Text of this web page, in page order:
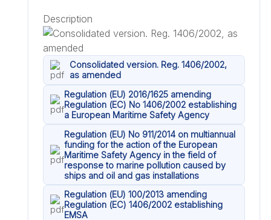
Description
Consolidated version. Reg. 1406/2002,
as amended
Regulation (EU) 2016/1625 amending
Regulation (EC) No 1406/2002 establishing
a European Maritime Safety Agency
Regulation (EU) No 911/2014 on multiannual
funding for the action of the European
Maritime Safety Agency in the field of
response to marine pollution caused by
ships and oil and gas installations
Regulation (EU) 100/2013 amending
Regulation (EC) 1406/2002 establishing
EMSA